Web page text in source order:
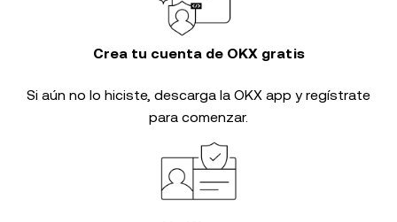
Crea tu cuenta de OKX gratis
Si aún no lo hiciste, descarga la OKX app y regístrate
para comenzar.